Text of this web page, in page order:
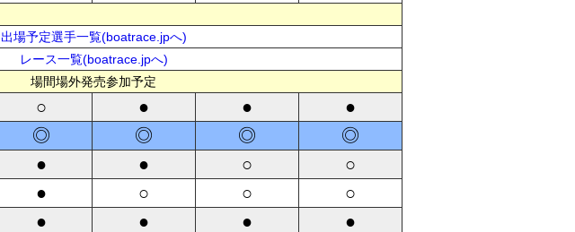
出場予定選手一覧(boatrace.jpへ)
レース一覧(boatrace.jpへ)
場間場外発売参加予定
○ ● ● ●
◎ ◎ ◎ ◎
● ● ○ ○
● ○ ○ ○
● ● ● ●